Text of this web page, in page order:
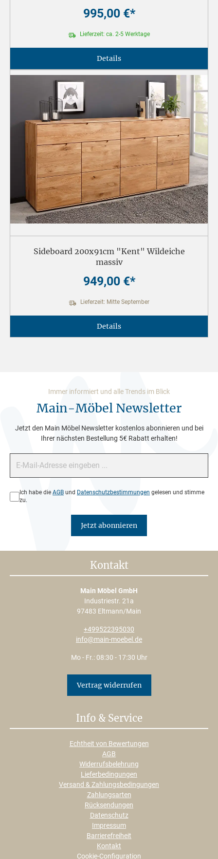
995,00 €*
Lieferzeit: ca. 2-5 Werktage
Details
Sideboard 200x91cm "Kent" Wildeiche
massiv
949,00 €*
Lieferzeit: Mitte September
Details
Immer informiert und alle Trends im Blick
Main-Möbel Newsletter
Jetzt den Main Möbel Newsletter kostenlos abonnieren und bei
Ihrer nächsten Bestellung 5€ Rabatt erhalten!
Datenschutz*
Ich habe die AGB und Datenschutzbestimmungen gelesen und stimme
zu.
Jetzt abonnieren
Kontakt
Main Möbel GmbH
Industriestr. 21a
97483 Eltmann/Main
+499522395030
info@main-moebel.de
Mo - Fr.: 08:30 - 17:30 Uhr
Vertrag widerrufen
Info & Service
Echtheit von Bewertungen
AGB
Widerrufsbelehrung
Lieferbedingungen
Versand & Zahlungsbedingungen
Zahlungsarten
Rücksendungen
Datenschutz
Impressum
Barrierefreiheit
Kontakt
Cookie-Configuration